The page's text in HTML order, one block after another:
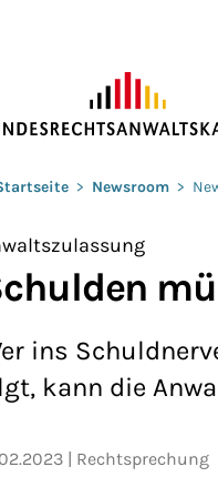
befinden sich hier:
> Newsroom >
ins
kann die
Rechtsprechung